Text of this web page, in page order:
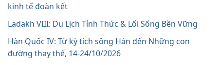
kinh tế đoàn kết
Ladakh VIII: Du Lịch Tỉnh Thức & Lối Sống Bền Vững
Hàn Quốc IV: Từ kỳ tích sông Hán đến Những con
đường thay thế, 14-24/10/2026